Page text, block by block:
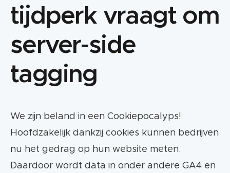
tijdperk vraagt om
server-side
tagging
We zijn beland in een Cookiepocalyps!
Hoofdzakelijk dankzij cookies kunnen bedrijven
nu het gedrag op hun website meten.
Daardoor wordt data in onder andere GA4 en